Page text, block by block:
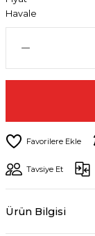
Havale
Tavsiye Et
Ürün Bilgisi